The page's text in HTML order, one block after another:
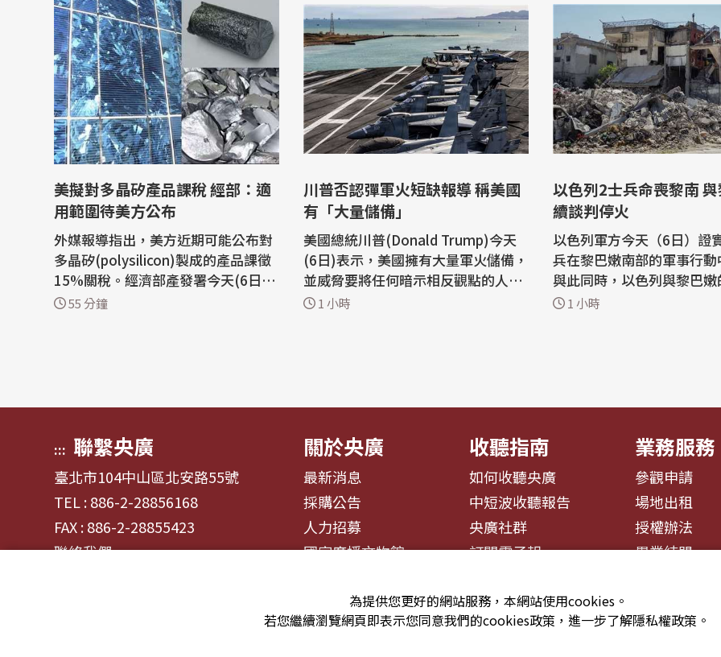
美擬對多晶矽產品課稅 經部：適
用範圍待美方公布
外媒報導指出，美方近期可能公布對
多晶矽(polysilicon)製成的產品課徵
15%關稅。經濟部產發署今天(6日)
傍晚回應，依照外媒揭露資訊，此項
55 分鐘
川普否認彈軍火短缺報導 稱美國
有「大量儲備」
美國總統川普(Donald Trump)今天
(6日)表示，美國擁有大量軍火儲備，
並威脅要將任何暗示相反觀點的人送
進監獄，他對伊朗戰爭的不滿顯然已
1 小時
以色列2士兵命喪黎南
續談判停火
以色列軍方今天（6日）證
兵在黎巴嫩南部的軍事行
與此同時，以色列與黎巴
判也在美國居中斡旋下，
1 小時
::: 聯繫央廣
臺北市104中山區北安路55號
TEL : 886-2-28856168
FAX : 886-2-28855423
聯絡我們
關於央廣
最新消息
採購公告
人力招募
國家廣播文物館
收聽指南
如何收聽央廣
中短波收聽報告
央廣社群
訂閱電子報
業務服務
參觀申請
場地出租
授權辦法
異業結盟
為提供您更好的網站服務，本網站使用cookies。
若您繼續瀏覽網頁即表示您同意我們的cookies政策，進一步了解隱私權政策。